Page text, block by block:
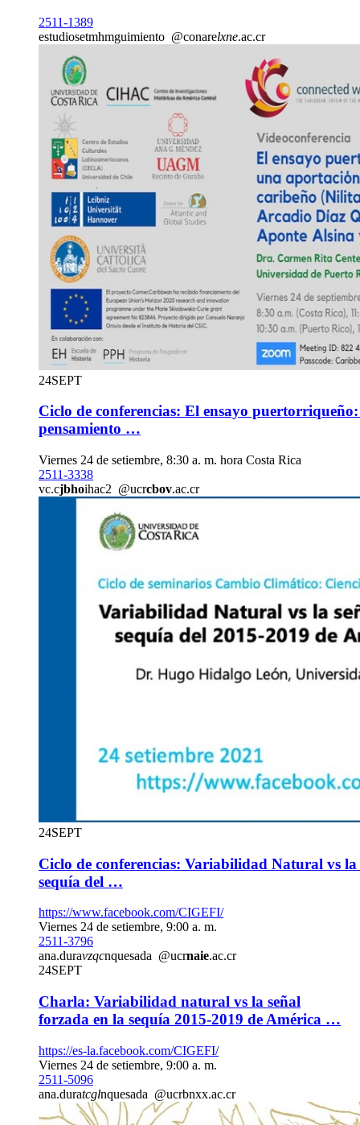
2511-1389
estudiosetmhmguimiento @conarelxne.ac.cr
24SEPT
Ciclo de conferencias: El ensayo
pensamiento …
Viernes 24 de setiembre, 8:30 a. m. hora Costa Rica
2511-3338
vc.cjbhoihac2 @ucrcbov.ac.cr
24SEPT
Ciclo de conferencias: Variabilidad Natural vs la
sequía del …
https://www.facebook.com/CIGEFI/
Viernes 24 de setiembre, 9:00 a. m.
2511-3796
ana.duravzqcnquesada @ucrnaie.ac.cr
24SEPT
Charla: Variabilidad natural vs la señal
forzada en la sequía 2015-2019 de América …
https://es-la.facebook.com/CIGEFI/
Viernes 24 de setiembre, 9:00 a. m.
2511-5096
ana.duratcglnquesada @ucrbnxx.ac.cr